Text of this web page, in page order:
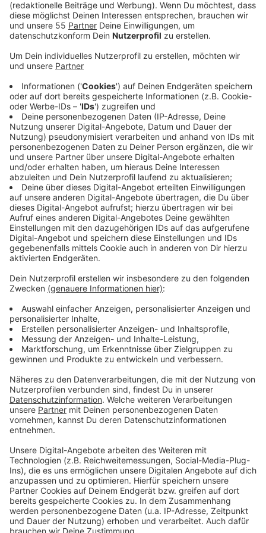
Donnerstag (10.6.).
Veröffentlicht:Dienstag, 15.06.2021 05:45
Anzeige
Dort erhielt eine 82-Jährige einen Anruf eines
angeblichen Sparkassen-Mitarbeiters. Man habe ihr
Konto gesperrt, da Unberechtigte offenbar versucht
hätten, eine größere Summe Geld abzubuchen. Zudem
käme nun ein Mitarbeiter zu ihr nach Hause, um ihre
Wertgegenstände vor weiteren Betrügereien zu
sichern. Tatsächlich klingelte es später bei der
Seniorin. Sie händigte dem Mann an der Haustür
Schmuck und Bargeld in dreistelliger Höhe aus,
verpackt in einem Jutebeutel. Der Mann sei daraufhin
in Richtung Lerchenweg davongegangen.
Er wird beschrieben als ca. 175cm groß und etwa 25
Jahre alt. Er hatte dunkle, kurze Haare und eine
schlanke Figur. Der Abholer sprach Deutsch und trug
einen schwarzen Mund-Nasenschutz sowie ein
ausgewaschenes, rötliches T-Shirt. Zeugen, die
Angaben zu dieser Person machen können, wenden
sich bitte an die Kripo Geldern unter 02831 1250.
Anzeige
Anzeige